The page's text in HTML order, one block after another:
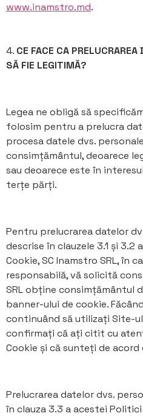
www.inamstro.md.
4. CE FACE CA
SĂ FIE LEGITIMĂ?
Legea ne obligă să
folosim pentru a prelucra
procesa datele dvs.
consimțământul, deoarece
sau deoarece este în
terțe părți.
Pentru prelucrarea datelor
descrise în clauzele 3.1 și 3.2
Cookie, SC Inamstro SRL, în
responsabilă, vă solicită
SRL obține consimțământul
banner-ului de cookie.
continuând să utilizați Site-
confirmați că ați citit cu
Cookie și că sunteți de
Prelucrarea datelor dvs.
în clauza 3.3 a acestei